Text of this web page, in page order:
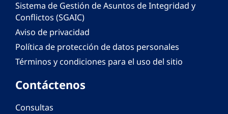
Sistema de Gestión de Asuntos de Integridad y
Conflictos (SGAIC)
Aviso de privacidad
Política de protección de datos personales
Términos y condiciones para el uso del sitio
Contáctenos
Consultas